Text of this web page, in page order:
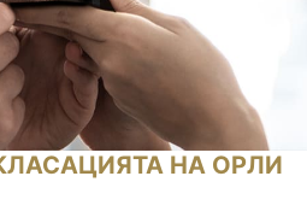
НА ОРЛИ